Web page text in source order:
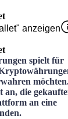
anzeigen
spielt für
an, die
an eine